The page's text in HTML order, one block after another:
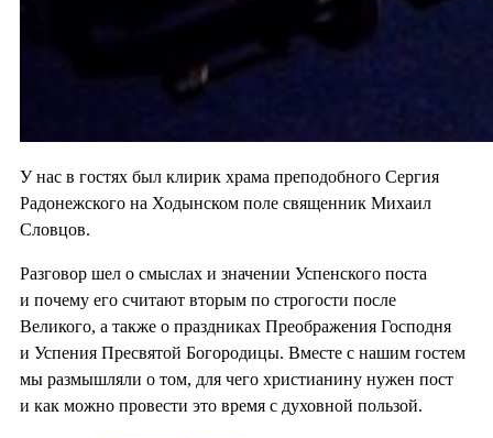
У нас в гостях был клирик храма преподобного Сергия
Радонежского на Ходынском поле священник Михаил
Словцов.
Разговор шел о смыслах и значении Успенского поста
и почему его считают вторым по строгости после
Великого, а также о праздниках Преображения Господня
и Успения Пресвятой Богородицы. Вместе с нашим гостем
мы размышляли о том, для чего христианину нужен пост
и как можно провести это время с духовной пользой.